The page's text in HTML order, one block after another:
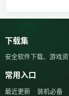
下载集
安全软件下载、游戏
常用入口
最近更新 装机必备